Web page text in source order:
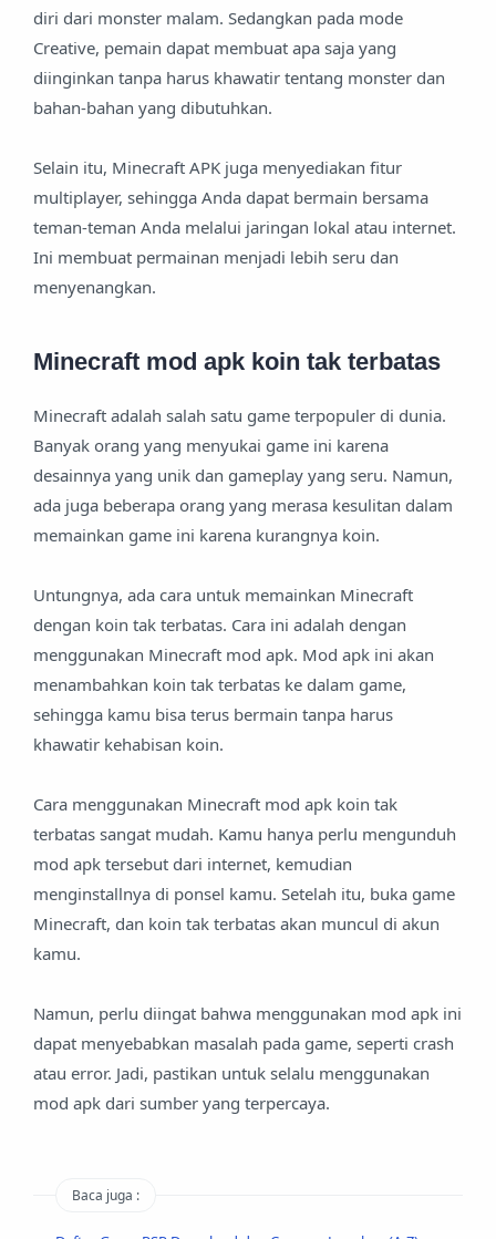
diri dari monster malam. Sedangkan pada mode
Creative, pemain dapat membuat apa saja yang
diinginkan tanpa harus khawatir tentang monster dan
bahan-bahan yang dibutuhkan.
Selain itu, Minecraft APK juga menyediakan fitur
multiplayer, sehingga Anda dapat bermain bersama
teman-teman Anda melalui jaringan lokal atau internet.
Ini membuat permainan menjadi lebih seru dan
menyenangkan.
Minecraft mod apk koin tak terbatas
Minecraft adalah salah satu game terpopuler di dunia.
Banyak orang yang menyukai game ini karena
desainnya yang unik dan gameplay yang seru. Namun,
ada juga beberapa orang yang merasa kesulitan dalam
memainkan game ini karena kurangnya koin.
Untungnya, ada cara untuk memainkan Minecraft
dengan koin tak terbatas. Cara ini adalah dengan
menggunakan Minecraft mod apk. Mod apk ini akan
menambahkan koin tak terbatas ke dalam game,
sehingga kamu bisa terus bermain tanpa harus
khawatir kehabisan koin.
Cara menggunakan Minecraft mod apk koin tak
terbatas sangat mudah. Kamu hanya perlu mengunduh
mod apk tersebut dari internet, kemudian
menginstallnya di ponsel kamu. Setelah itu, buka game
Minecraft, dan koin tak terbatas akan muncul di akun
kamu.
Namun, perlu diingat bahwa menggunakan mod apk ini
dapat menyebabkan masalah pada game, seperti crash
atau error. Jadi, pastikan untuk selalu menggunakan
mod apk dari sumber yang terpercaya.
Baca juga :